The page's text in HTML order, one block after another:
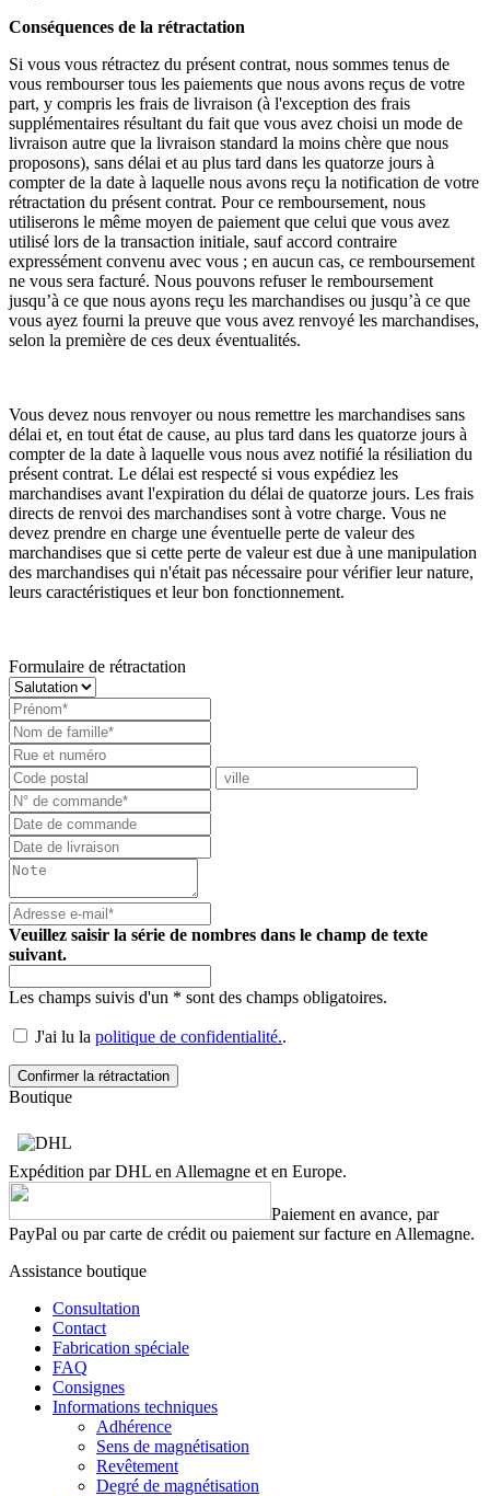
Conséquences de la rétractation
Si vous vous rétractez du présent contrat, nous sommes tenus de
vous rembourser tous les paiements que nous avons reçus de votre
part, y compris les frais de livraison (à l'exception des frais
supplémentaires résultant du fait que vous avez choisi un mode de
livraison autre que la livraison standard la moins chère que nous
proposons), sans délai et au plus tard dans les quatorze jours à
compter de la date à laquelle nous avons reçu la notification de votre
rétractation du présent contrat. Pour ce remboursement, nous
utiliserons le même moyen de paiement que celui que vous avez
utilisé lors de la transaction initiale, sauf accord contraire
expressément convenu avec vous ; en aucun cas, ce remboursement
ne vous sera facturé. Nous pouvons refuser le remboursement
jusqu’à ce que nous ayons reçu les marchandises ou jusqu’à ce que
vous ayez fourni la preuve que vous avez renvoyé les marchandises,
selon la première de ces deux éventualités.
Vous devez nous renvoyer ou nous remettre les marchandises sans
délai et, en tout état de cause, au plus tard dans les quatorze jours à
compter de la date à laquelle vous nous avez notifié la résiliation du
présent contrat. Le délai est respecté si vous expédiez les
marchandises avant l'expiration du délai de quatorze jours. Les frais
directs de renvoi des marchandises sont à votre charge. Vous ne
devez prendre en charge une éventuelle perte de valeur des
marchandises que si cette perte de valeur est due à une manipulation
des marchandises qui n'était pas nécessaire pour vérifier leur nature,
leurs caractéristiques et leur bon fonctionnement.
Formulaire de rétractation
Veuillez saisir la série de nombres dans le champ de texte
suivant.
Les champs suivis d'un * sont des champs obligatoires.
J'ai lu la politique de confidentialité..
Confirmer la rétractation
Boutique
Expédition par DHL en Allemagne et en Europe.
Paiement en avance, par
PayPal ou par carte de crédit ou paiement sur facture en Allemagne.
Assistance boutique
Consultation
Contact
Fabrication spéciale
FAQ
Consignes
Informations techniques
Adhérence
Sens de magnétisation
Revêtement
Degré de magnétisation